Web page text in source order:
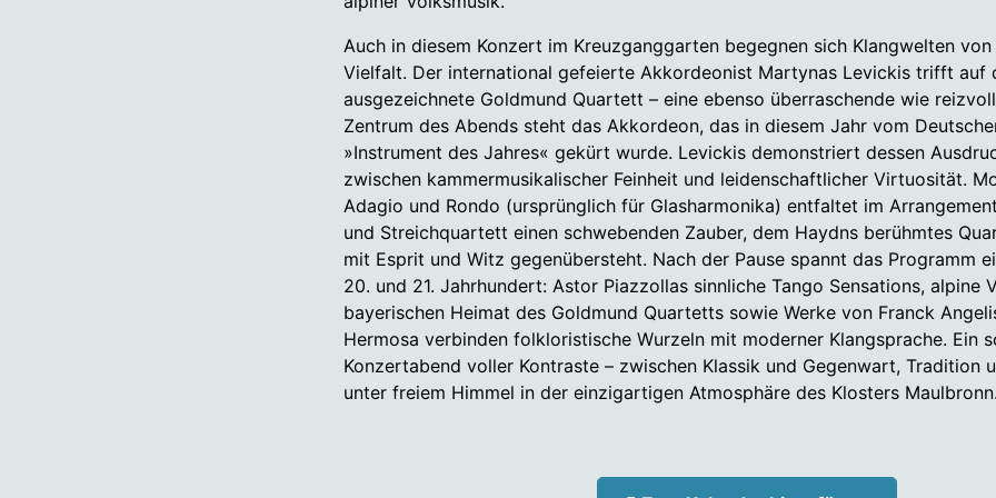
Auch in diesem Konzert im Kreuzganggarten begegnen sich Klangwelten
Vielfalt. Der international gefeierte Akkordeonist Martynas Levickis trifft auf
ausgezeichnete Goldmund Quartett – eine ebenso überraschende wie
Zentrum des Abends steht das Akkordeon, das in diesem Jahr vom
»Instrument des Jahres« gekürt wurde. Levickis demonstriert dessen
zwischen kammermusikalischer Feinheit und leidenschaftlicher Virtuosität.
Adagio und Rondo (ursprünglich für Glasharmonika) entfaltet im
und Streichquartett einen schwebenden Zauber, dem Haydns berühmtes
mit Esprit und Witz gegenübersteht. Nach der Pause spannt das Programm
20. und 21. Jahrhundert: Astor Piazzollas sinnliche Tango Sensations, alpine
bayerischen Heimat des Goldmund Quartetts sowie Werke von Franck
Hermosa verbinden folkloristische Wurzeln mit moderner Klangsprache. Ein
Konzertabend voller Kontraste – zwischen Klassik und Gegenwart, Tradition
unter freiem Himmel in der einzigartigen Atmosphäre des Klosters